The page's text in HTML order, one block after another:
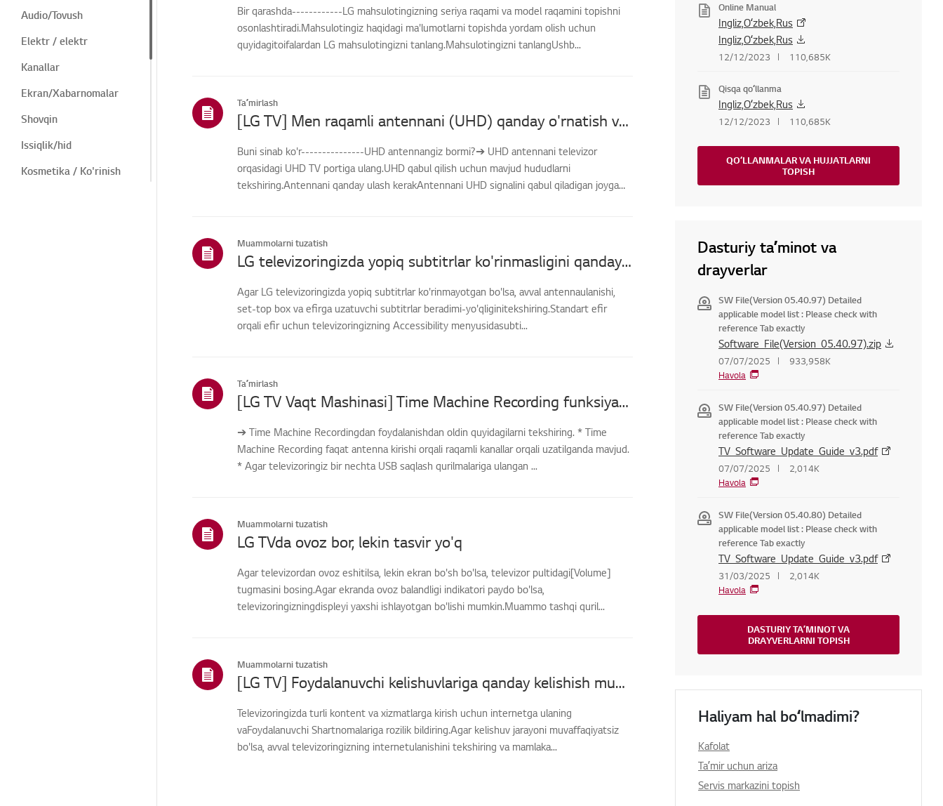
Audio/Tovush
Elektr / elektr
Kanallar
Ekran/Xabarnomalar
Shovqin
Issiqlik/hid
Kosmetika / Ko'rinish
Bir qarashda------------LG mahsulotingizning seriya raqami va model raqamini topishni
osonlashtiradi.Mahsulotingiz haqidagi ma'lumotlarni topishda yordam olish uchun
quyidagitoifalardan LG mahsulotingizni tanlang.Mahsulotingizni tanlangUshb...
Taʼmirlash
[LG TV] Men raqamli antennani (UHD) qanday o'rnatish va ulashni hamda televizorni tomosha qilishni bilmoqchiman
Buni sinab ko'r---------------UHD antennangiz bormi?➔ UHD antennani televizor
orqasidagi UHD TV portiga ulang.UHD qabul qilish uchun mavjud hududlarni
tekshiring.Antennani qanday ulash kerakAntennani UHD signalini qabul qiladigan joyga
Muammolarni tuzatish
LG televizoringizda yopiq subtitrlar ko'rinmasligini qanday tuzatish mumkin
Agar LG televizoringizda yopiq subtitrlar ko'rinmayotgan bo'lsa, avval antennaulanishi,
set-top box va efirga uzatuvchi subtitrlar beradimi-yo'qliginitekshiring.Standart efir
orqali efir uchun televizoringizning Accessibility menyusidasubti...
Taʼmirlash
[LG TV Vaqt Mashinasi] Time Machine Recording funksiyasidan qanday foydalanishim mumkin?
➔ Time Machine Recordingdan foydalanishdan oldin quyidagilarni tekshiring. * Time
Machine Recording faqat antenna kirishi orqali raqamli kanallar orqali uzatilganda mavjud.
* Agar televizoringiz bir nechta USB saqlash qurilmalariga ulangan ...
Muammolarni tuzatish
LG TVda ovoz bor, lekin tasvir yo'q
Agar televizordan ovoz eshitilsa, lekin ekran bo'sh bo'lsa, televizor pultidagi[Volume]
tugmasini bosing.Agar ekranda ovoz balandligi indikatori paydo bo'lsa,
televizoringizningdispleyi yaxshi ishlayotgan bo'lishi mumkin.Muammo tashqi quril...
Muammolarni tuzatish
[LG TV] Foydalanuvchi kelishuvlariga qanday kelishish mumkin
Televizoringizda turli kontent va xizmatlarga kirish uchun internetga ulaning
vaFoydalanuvchi Shartnomalariga rozilik bildiring.Agar kelishuv jarayoni muvaffaqiyatsiz
bo'lsa, avval televizoringizning internetulanishini tekshiring va mamlaka...
Online Manual
Ingliz,Oʻzbek,Rus
Ingliz,Oʻzbek,Rus
12/12/2023 110,685K
Qisqa qoʻllanma
Ingliz,Oʻzbek,Rus
12/12/2023 110,685K
QOʻLLANMALAR VA HUJJATLARNI
TOPISH
Dasturiy taʼminot va
drayverlar
SW File(Version 05.40.97) Detailed
applicable model list : Please check with
reference Tab exactly
Software_File(Version_05.40.97).zip
07/07/2025
933,958K
Havola
SW File(Version 05.40.97) Detailed
applicable model list : Please check with
reference Tab exactly
TV_Software_Update_Guide_v3.pdf
07/07/2025
2,014K
Havola
SW File(Version 05.40.80) Detailed
applicable model list : Please check with
reference Tab exactly
TV_Software_Update_Guide_v3.pdf
31/03/2025
2,014K
Havola
DASTURIY TAʼMINOT VA
DRAYVERLARNI TOPISH
Haliyam hal boʻlmadimi?
Kafolat
Taʼmir uchun ariza
Servis markazini topish